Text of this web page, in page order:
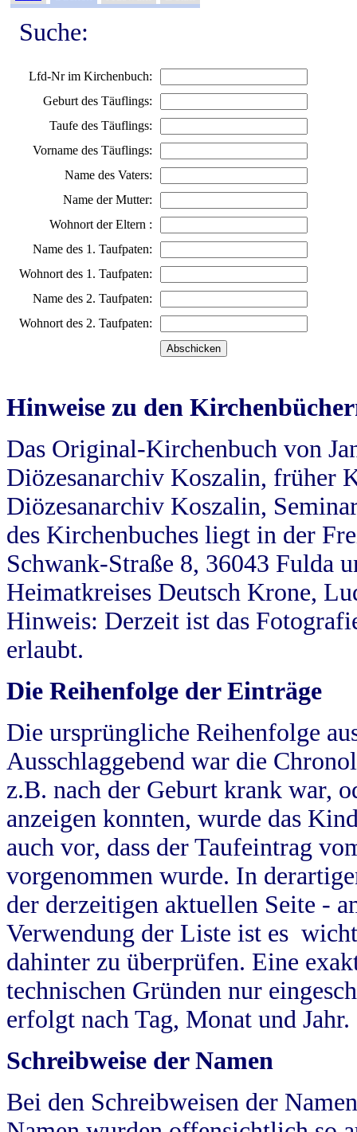
Suche:
Lfd-Nr im Kirchenbuch:
Geburt des Täuflings:
Taufe des Täuflings:
Vorname des Täuflings:
Name des Vaters:
Name der Mutter:
Wohnort der Eltern :
Name des 1. Taufpaten:
Wohnort des 1. Taufpaten:
Name des 2. Taufpaten:
Wohnort des 2. Taufpaten:
Hinweise zu den
Das Original-Kirchenbuch von
Diözesanarchiv Koszalin, früher
Diözesanarchiv Koszalin,
des Kirchenbuches liegt in der
Schwank-Straße 8, 36043 Fulda
Heimatkreises Deutsch Krone,
Hinweis: Derzeit ist das
erlaubt.
Die Reihenfolge der Einträge
Die ursprüngliche Reihenfolge
Ausschlaggebend war die
z.B. nach der Geburt krank war,
anzeigen konnten, wurde das
auch vor, dass der Taufeintrag
vorgenommen wurde. In
der derzeitigen aktuellen Seite -
Verwendung der Liste ist es
dahinter zu überprüfen. Eine
technischen Gründen nur
erfolgt nach Tag, Monat und Jahr.
Schreibweise der Namen
Bei den Schreibweisen der